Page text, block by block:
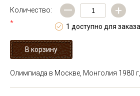
Количество:
*
— +
1 доступно для заказа
Олимпиада в Москве, Монголия 1980